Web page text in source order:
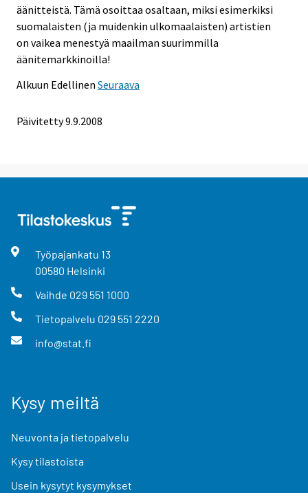
äänitteistä. Tämä osoittaa osaltaan, miksi esimerkiksi
suomalaisten (ja muidenkin ulkomaalaisten) artistien
on vaikea menestyä maailman suurimmilla
äänitemarkkinoilla!
Alkuun Edellinen Seuraava
Päivitetty9.9.2008
Työpajankatu 13
00580 Helsinki
Vaihde 029 551 1000
Tietopalvelu 029 551 2220
info@stat.fi
Kysy meiltä
Neuvonta ja tietopalvelu
Kysy tilastoista
Usein kysytyt kysymykset